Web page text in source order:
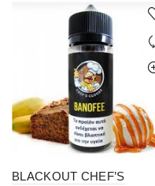
BLACKOUT CHEF’S